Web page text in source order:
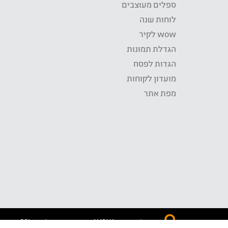
ספלים מעוצבים
לוחות שנה
wow לקיר
הגדלת תמונות
הגדות לפסח
מועדון לקוחות
מפת אתר
התשלום באתר WOW מאובטח בטכנולוגית SSL